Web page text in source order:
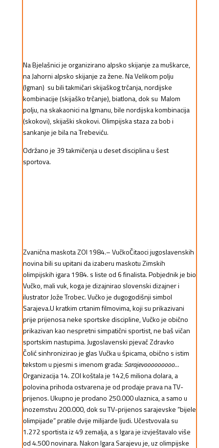
Na Bjelašnici je organizirano alpsko skijanje za muškarce,
na Jahorni alpsko skijanje za žene. Na Velikom polju
(Igman) su bili takmičari skijaškog trčanja, nordijske
kombinacije (skijaško trčanje), biatlona, dok su Malom
polju, na skakaonici na Igmanu, bile nordijska kombinacija
(skokovi), skijaški skokovi. Olimpijska staza za bob i
sankanje je bila na Trebeviću.
Održano je 39 takmičenja u deset disciplina u šest
sportova.
Zvanična maskota ZOI 1984.– VučkoČitaoci jugoslavenskih
novina bili su upitani da izaberu maskotu Zimskih
olimpijskih igara 1984. s liste od 6 finalista. Pobjednik je bio
Vučko, mali vuk, koga je dizajnirao slovenski dizajner i
ilustrator Jože Trobec. Vučko je dugogodišnji simbol
Sarajeva.U kratkim crtanim filmovima, koji su prikazivani
prije prijenosa neke sportske discipline, Vučko je obično
prikazivan kao nespretni simpatični sportist, ne baš vičan
sportskim nastupima. Jugoslavenski pjevačZdravko
Čolićsinhronizirao je glas Vučka u špicama, obično s istim
tekstom u pjesmi s imenom grada:Sarajevooooooooo…
Organizacija 14. ZOI koštala je 142,6 milionadolara, a
polovina prihoda ostvarena je od prodaje prava na TV-
prijenos. Ukupno je prodano 250.000 ulaznica, a samo u
inozemstvu 200.000, dok su TV-prijenos sarajevske “bijele
olimpijade” pratile dvije milijarde ljudi. Učestvovala su
1.272 sportista iz 49 zemalja, a s Igara je izvještavalo više
od 4.500 novinara. Nakon Igara Sarajevu je, uz olimpijske